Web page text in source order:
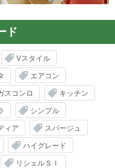
ド
Vスタイル
エアコン
スコンロ
キッチン
シンプル
ィア
スパージュ
ハイグレード
リシェルＳＩ